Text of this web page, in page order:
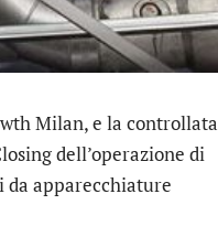
Milan, e la controllata
dell’operazione di
apparecchiature